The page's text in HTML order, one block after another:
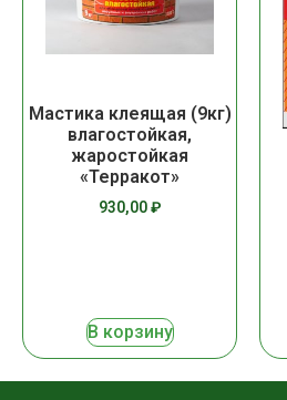
Мастика клеящая (9кг)
влагостойкая,
жаростойкая
«Терракот»
930,00₽
В корзину